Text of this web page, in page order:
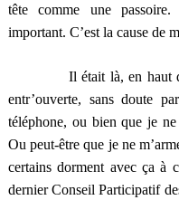
tête comme une
important. C’est la cause de
Il était là, en haut de
entr’ouverte, sans doute
téléphone, ou bien que je
Ou peut-être que je ne
certains dorment avec ça
dernier Conseil Participatif